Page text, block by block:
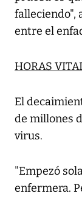
falleciendo",
entre el
HORAS
El
de millones
virus.
"Empezó
enfermera.